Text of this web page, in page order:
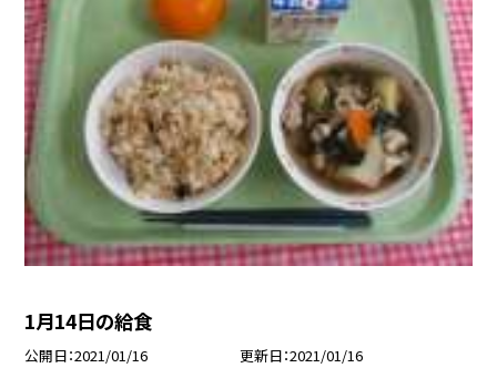
1月14日の給食
公開日 2021/01/16 更新日 2021/01/16